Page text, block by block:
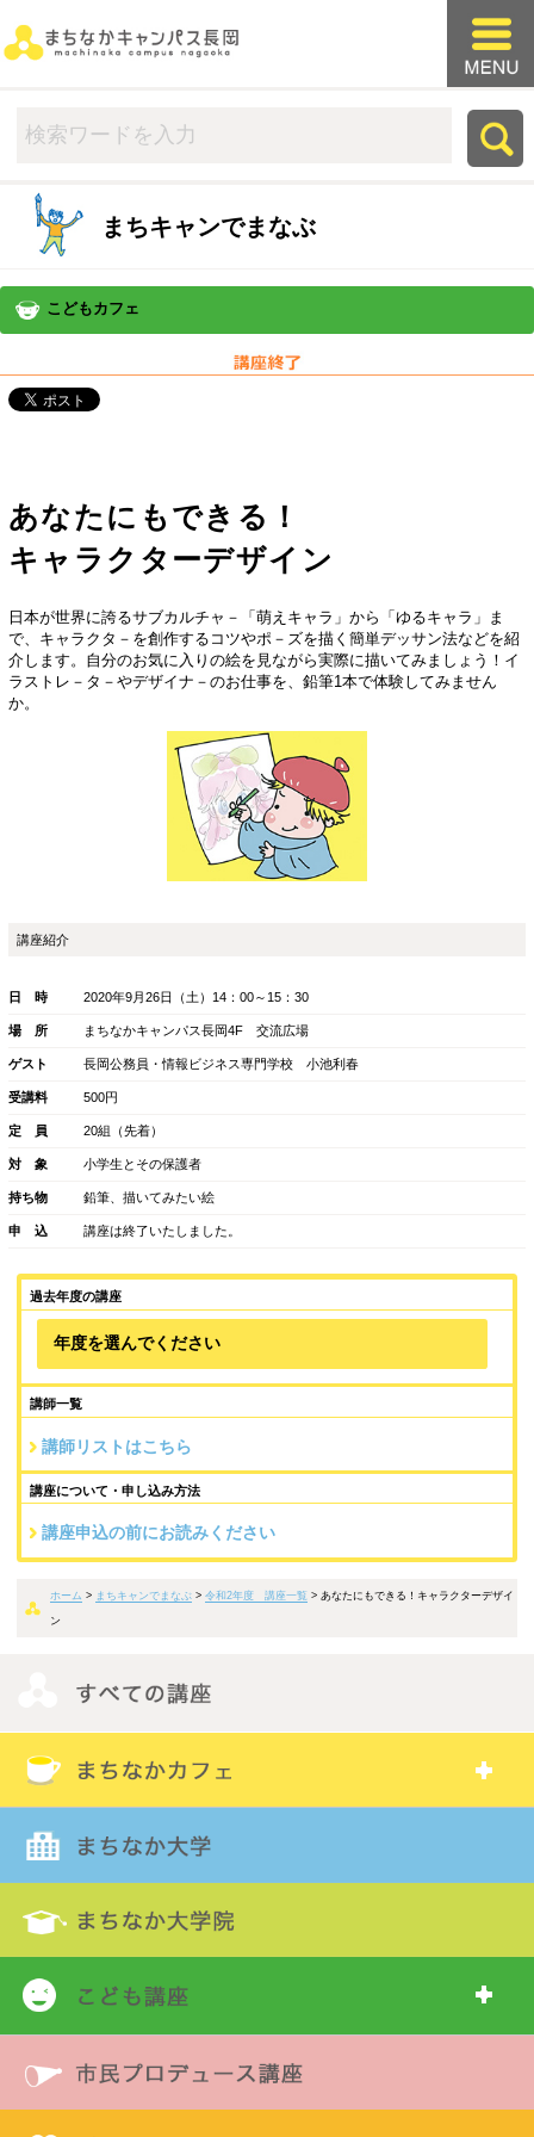
あなたにもできる！
キャラクターデザイン
日本が世界に誇るサブカルチャ－「萌えキャラ」か
介します。自分のお気に入りの絵を見ながら実際に
か。
講座紹介
日 時 2020年9月26日（土）14：00～15：30
場 所 まちなかキャンパス長岡4F 交流広場
ゲスト 長岡公務員・情報ビジネス専門学校 小池利春
受講料 500円
定 員
鉛筆、描いてみたい絵
申 込 講座は終了いたしました。
過去年度の講座
講師一覧
講師リストはこちら